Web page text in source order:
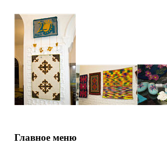
Главное меню